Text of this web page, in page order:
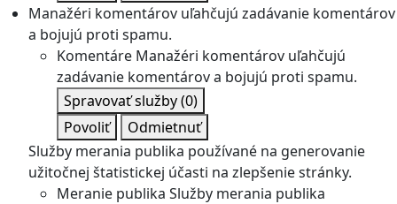
Manažéri komentárov uľahčujú zadávanie komentárov
a bojujú proti spamu.
Komentáre Manažéri komentárov uľahčujú
zadávanie komentárov a bojujú proti spamu.
Spravovať služby(0)
Povoliť
Odmietnuť
Služby merania publika používané na generovanie
užitočnej štatistickej účasti na zlepšenie stránky.
Meranie publika Služby merania publika